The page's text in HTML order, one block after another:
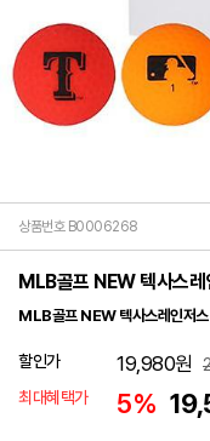
상품번호 B0006268
MLB골프 NEW 텍사스
MLB골프 NEW 텍사스레인저
할인가 19,980원
최대혜택가
5%